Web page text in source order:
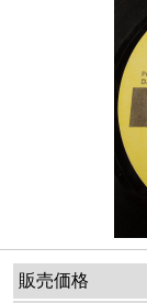
販売価格